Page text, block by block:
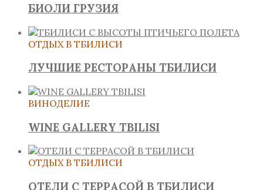
БИОЛИ ГРУЗИЯ
ОТДЫХ В ТБИЛИСИ
ЛУЧШИЕ РЕСТОРАНЫ ТБИЛИСИ
ВИНОДЕЛИЕ
WINE GALLERY TBILISI
ОТДЫХ В ТБИЛИСИ
ОТЕЛИ С ТЕРРАСОЙ В ТБИЛИСИ